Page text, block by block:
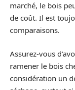
marché, le bois
de coût. Il est
comparaisons.
Assurez-vous
ramener le bois
considération un